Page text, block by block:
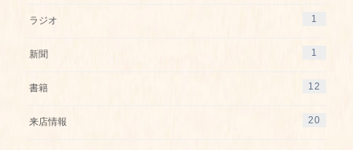
ラジオ 1
新聞 1
書籍 12
来店情報 20